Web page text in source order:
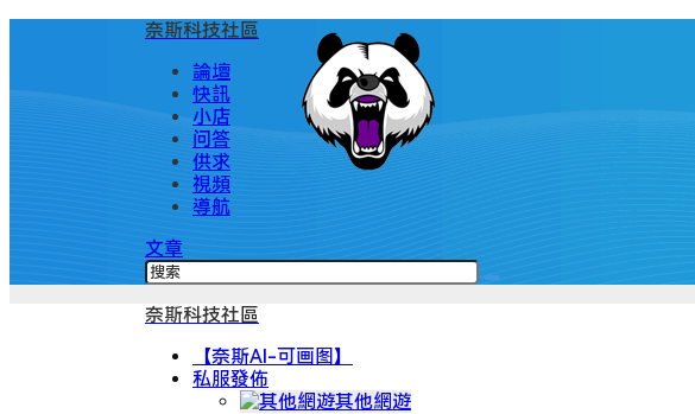
奈斯科技社區
論壇
快訊
小店
问答
供求
視頻
導航
文章
奈斯科技社區
【奈斯AI-可画图】
私服發佈
其他網遊